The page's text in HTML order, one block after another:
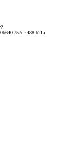
757c-4488-b21a-